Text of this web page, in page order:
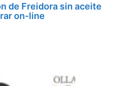
de Freidora sin aceite
on-line